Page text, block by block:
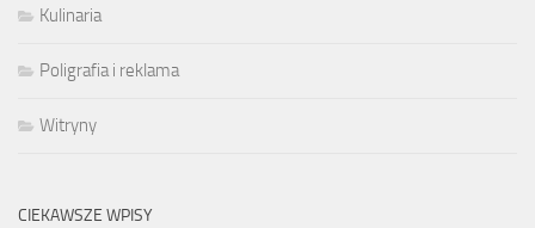
Kulinaria
Poligrafia i reklama
Witryny
CIEKAWSZE WPISY